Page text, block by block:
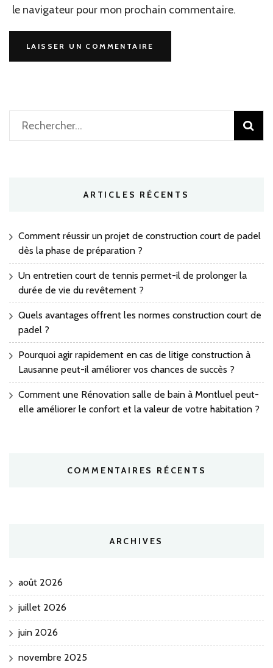
le navigateur pour mon prochain commentaire.
Rechercher :
ARTICLES RÉCENTS
Comment réussir un projet de construction court de padel
dès la phase de préparation ?
Un entretien court de tennis permet-il de prolonger la
durée de vie du revêtement ?
Quels avantages offrent les normes construction court de
padel ?
Pourquoi agir rapidement en cas de litige construction à
Lausanne peut-il améliorer vos chances de succès ?
Comment une Rénovation salle de bain à Montluel peut-
elle améliorer le confort et la valeur de votre habitation ?
COMMENTAIRES RÉCENTS
ARCHIVES
août 2026
juillet 2026
juin 2026
novembre 2025